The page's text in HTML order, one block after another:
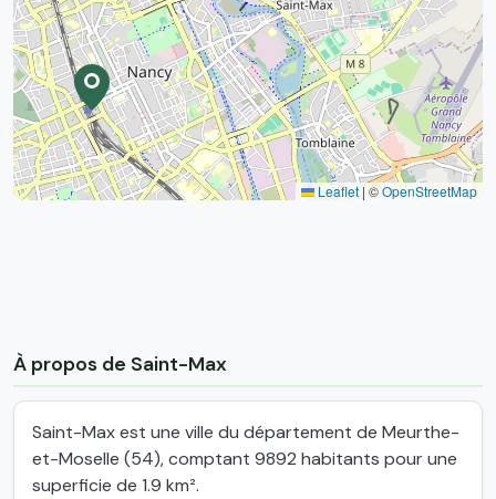
Leaflet|©OpenStreetMap
À propos de Saint-Max
Saint-Max est une ville du département de Meurthe-
et-Moselle (54), comptant 9892 habitants pour une
superficie de 1.9 km².